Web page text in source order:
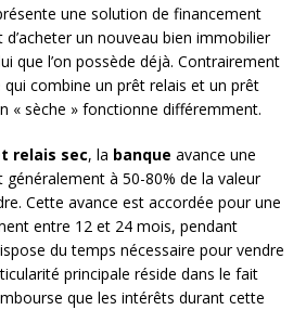
une solution de financement
un nouveau bien immobilier
que l’on possède déjà. Contrairement
qui combine un prêt relais et un prêt
« sèche » fonctionne différemment.
relais sec, la banque avance une
à 50-80% de la valeur
Cette avance est accordée pour une
entre 12 et 24 mois, pendant
du temps nécessaire pour vendre
principale réside dans le fait
que les intérêts durant cette